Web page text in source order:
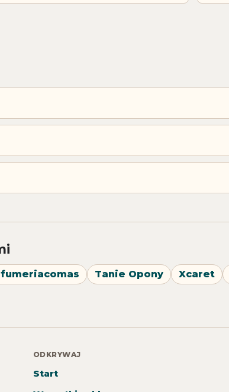
Tanie Opony Xcaret
ODKRYWAJ
Start